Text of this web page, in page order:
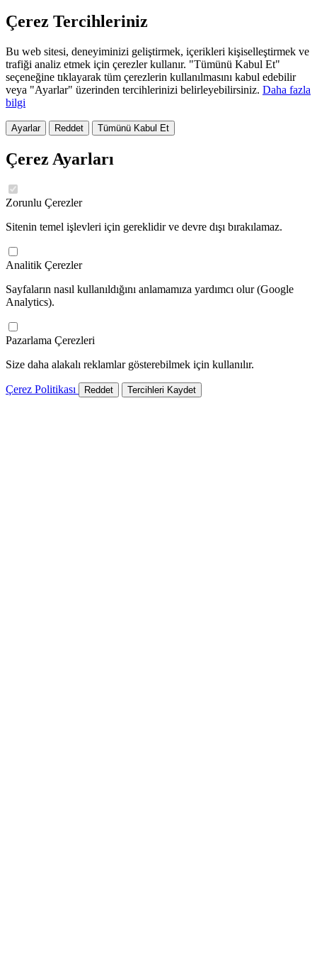
Çerez Tercihleriniz
Bu web sitesi, deneyiminizi geliştirmek, içerikleri kişiselleştirmek ve
trafiği analiz etmek için çerezler kullanır. "Tümünü Kabul Et"
seçeneğine tıklayarak tüm çerezlerin kullanılmasını kabul edebilir
veya "Ayarlar" üzerinden tercihlerinizi belirleyebilirsiniz. Daha fazla
bilgi
Ayarlar Reddet Tümünü Kabul Et
Çerez Ayarları
Zorunlu Çerezler
Sitenin temel işlevleri için gereklidir ve devre dışı bırakılamaz.
Analitik Çerezler
Sayfaların nasıl kullanıldığını anlamamıza yardımcı olur (Google
Analytics).
Pazarlama Çerezleri
Size daha alakalı reklamlar gösterebilmek için kullanılır.
Çerez Politikası Reddet Tercihleri Kaydet